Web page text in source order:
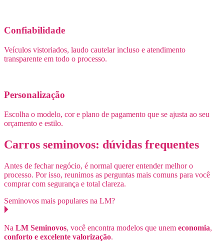
Confiabilidade
Veículos vistoriados, laudo cautelar incluso e atendimento
transparente em todo o processo.
Personalização
Escolha o modelo, cor e plano de pagamento que se ajusta ao seu
orçamento e estilo.
Carros seminovos: dúvidas frequentes
Antes de fechar negócio, é normal querer entender melhor o
processo. Por isso, reunimos as perguntas mais comuns para você
comprar com segurança e total clareza.
Seminovos mais populares na LM?
Na LM Seminovos, você encontra modelos que unem economia,
conforto e excelente valorização.